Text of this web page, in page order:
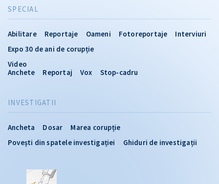
INVESTIGATII
Ancheta Dosar
Marea corupție
Povești din spatele investigației
Ghiduri de investigații
SPECIAL
Abilitare Reportaje Oameni Fotoreportaje
Interviuri
Expo 30 de ani de corupție
Video
Anchete
Reportaj Vox Stop-cadru